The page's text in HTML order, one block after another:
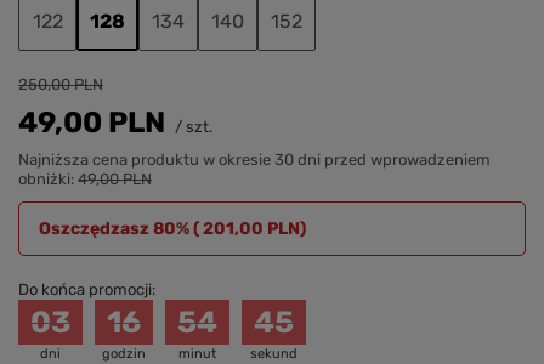
122
128 134 140 152
250,00 PLN
49,00 PLN / szt.
Najniższa cena produktu w okresie 30 dni przed wprowadzeniem
obniżki: 49,00 PLN
Oszczędzasz 80% (201,00 PLN)
Do końca promocji:
dni
03
godzin
16
minut
54
sekund
45